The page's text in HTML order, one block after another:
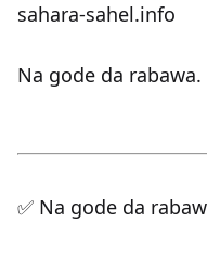
sahara-sahel.info
Na gode da rabawa.
✅ Na gode da